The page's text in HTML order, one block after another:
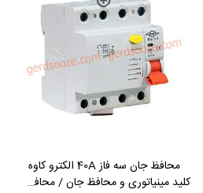
محافظ جان سه فاز 40A الکترو کاوه
کلید مینیاتوری و محافظ جان / محافظ جان